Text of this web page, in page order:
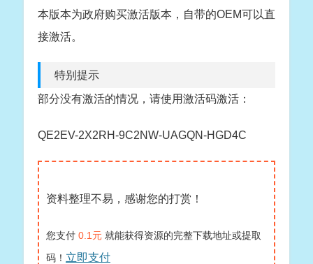
本版本为政府购买激活版本，自带的OEM可以直
接激活。
特别提示
部分没有激活的情况，请使用激活码激活：
QE2EV-2X2RH-9C2NW-UAGQN-HGD4C
资料整理不易，感谢您的打赏！
您支付 0.1元 就能获得资源的完整下载地址或提取
码！ 立即支付